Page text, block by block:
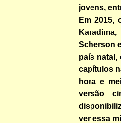
jovens,
Em 2015,
Scherson
país natal,
capítulos
hora e
versão
ver essa